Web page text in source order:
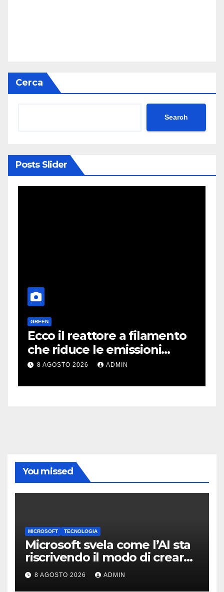
Cerca
Search
Posts Slider
GREEN
Ecco il reattore a filamento
che riduce le emissioni
dell’industria chimica
8 AGOSTO 2026 ADMIN
You missed
MICROSOFT TECNOLOGIA
Microsoft svela come l’AI sta
riscrivendo il modo di creare
software
8 AGOSTO 2026 ADMIN